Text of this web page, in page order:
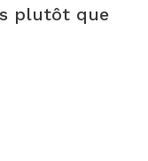
plutôt que